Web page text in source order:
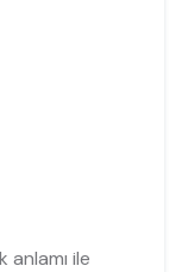
anlamı ile